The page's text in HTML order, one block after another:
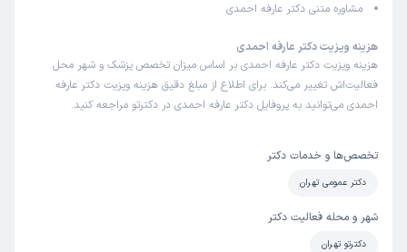
مشاوره متنی دکتر عارفه احمدی
هزینه ویزیت دکتر عارفه احمدی
هزینه ویزیت دکتر عارفه احمدی بر اساس میزان تخصص پزشک و شهر محل
فعالیت‌اش تغییر می‌کند. برای اطلاع از مبلغ دقیق هزینه ویزیت دکتر عارفه
احمدی می‌توانید به پروفایل دکتر عارفه احمدی در دکترتو مراجعه کنید.
تخصص‌ها و خدمات دکتر
دکتر عمومی تهران
شهر و محله فعالیت دکتر
دکترتو تهران